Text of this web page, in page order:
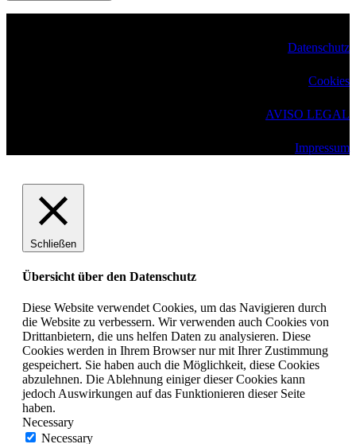
Datenschutz
Cookies
AVISO LEGAL
Impressum
Schließen
Übersicht über den Datenschutz
Diese Website verwendet Cookies, um das Navigieren durch
die Website zu verbessern. Wir verwenden auch Cookies von
Drittanbietern, die uns helfen Daten zu analysieren. Diese
Cookies werden in Ihrem Browser nur mit Ihrer Zustimmung
gespeichert. Sie haben auch die Möglichkeit, diese Cookies
abzulehnen. Die Ablehnung einiger dieser Cookies kann
jedoch Auswirkungen auf das Funktionieren dieser Seite
haben.
Necessary
Necessary